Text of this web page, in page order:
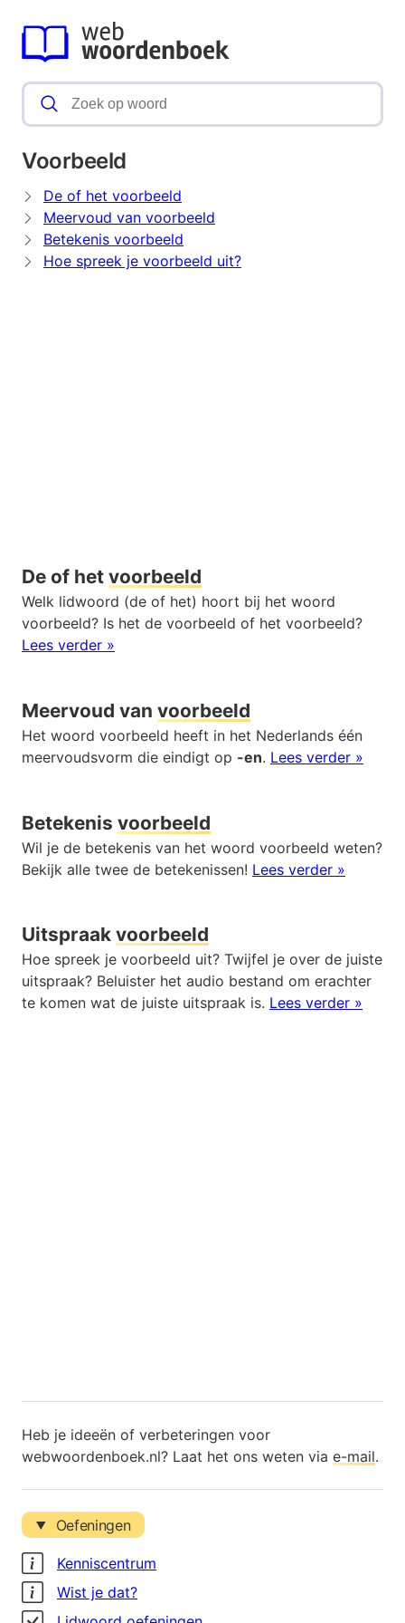
Voorbeeld
De of het voorbeeld
Meervoud van voorbeeld
Betekenis voorbeeld
Hoe spreek je voorbeeld uit?
De of het voorbeeld
Welk lidwoord (de of het) hoort bij het woord
voorbeeld? Is het de voorbeeld of het voorbeeld?
Lees verder »
Meervoud van voorbeeld
Het woord voorbeeld heeft in het Nederlands één
meervoudsvorm die eindigt op -en. Lees verder »
Betekenis voorbeeld
Wil je de betekenis van het woord voorbeeld weten?
Bekijk alle twee de betekenissen! Lees verder »
Uitspraak voorbeeld
Hoe spreek je voorbeeld uit? Twijfel je over de juiste
uitspraak? Beluister het audio bestand om erachter
te komen wat de juiste uitspraak is. Lees verder »
Heb je ideeën of verbeteringen voor
webwoordenboek.nl? Laat het ons weten via e-mail.
Oefeningen
Kenniscentrum
Wist je dat?